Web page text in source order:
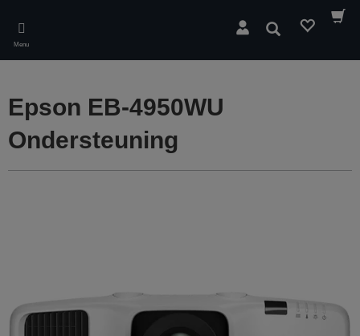
main
content
Menu
Zoeken
Epson EB-4950WU
Ondersteuning